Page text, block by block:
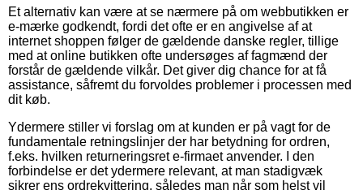
Et alternativ kan være at se nærmere på om webbutikken er
e-mærke godkendt, fordi det ofte er en angivelse af at
internet shoppen følger de gældende danske regler, tillige
med at online butikken ofte undersøges af fagmænd der
forstår de gældende vilkår. Det giver dig chance for at få
assistance, såfremt du forvoldes problemer i processen med
dit køb.
Ydermere stiller vi forslag om at kunden er på vagt for de
fundamentale retningslinjer der har betydning for ordren,
f.eks. hvilken returneringsret e-firmaet anvender. I den
forbindelse er det ydermere relevant, at man stadigvæk
sikrer ens ordrekvittering, således man når som helst vil